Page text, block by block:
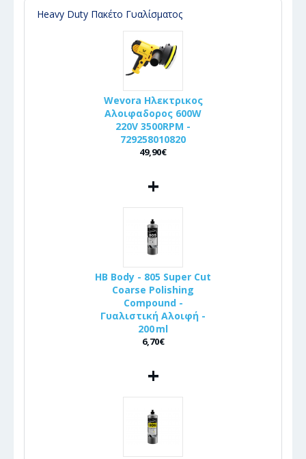
Heavy Duty Πακέτο Γυαλίσματος
Wevora Ηλεκτρικος
Αλοιφαδορος 600W
220V 3500RPM -
729258010820
49,90€
+
HB Body - 805 Super Cut
Coarse Polishing
Compound -
Γυαλιστική Αλοιφή -
200 ml
6,70€
+